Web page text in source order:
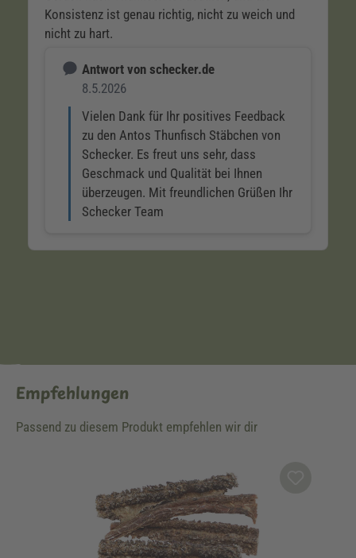
Empfehlungen
Passend zu diesem Produkt empfehlen wir dir